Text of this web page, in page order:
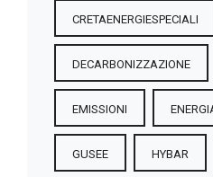
CRETAENERGIESPECIALI
DECARBONIZZAZIONE
EMISSIONI
GUSEE HYBAR